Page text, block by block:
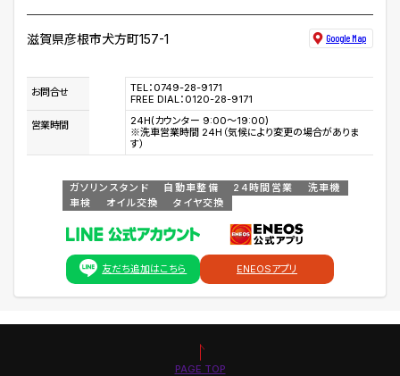
滋賀県彦根市犬方町157-1 Google Map
お問合せ
TEL：0749-28-9171
FREE DIAL：0120-28-9171
営業時間
24H(カウンター 9:00～19:00)
※洗車営業時間 24H（気候により変更の場合がありま
す）
ガソリンスタンド 自動車整備 24時間営業
洗車機
車検
オイル交換 タイヤ交換
友だち追加はこちら ENEOSアプリ
PAGE TOP